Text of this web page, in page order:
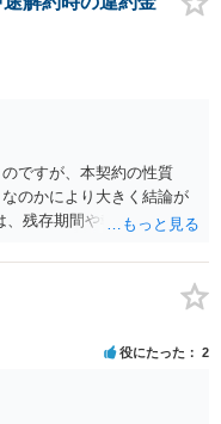
、勤務先に与えた影響な
げることができません。
ません。 ある程度労働
で、一度、お近くの弁護
ですが、本契約の性質
のかにより大きく結論が
残存期間や報酬額、投下
意味ではなく、実際の損
金に上限がなくても、常
働契約に近い実態なら労
くても、金額が事務所の
ります。 ・契約前の修正
限額を設ける、実損害ベ
ではなく「合理的な実
役にたった 2